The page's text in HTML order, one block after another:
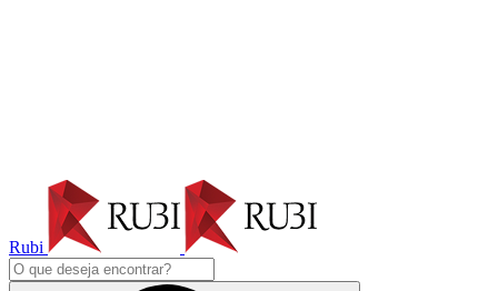
Rubi